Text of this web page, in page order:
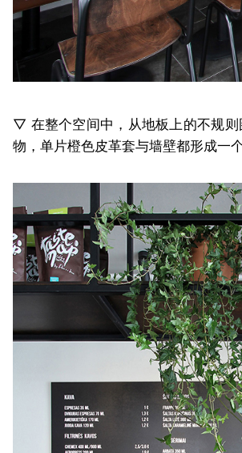
▽ 在整个空间中，从地板上的不规
物，单片橙色皮革套与墙壁都形成一个